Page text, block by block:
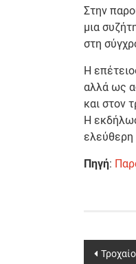
Στην
μια
στη
Η
αλλά ως
και στον
Η
ελεύθερη
Πηγή:
Post